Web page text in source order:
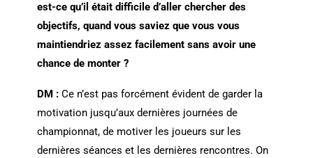
est-ce qu’il était difficile d’aller chercher des
objectifs, quand vous saviez que vous vous
maintiendriez assez facilement sans avoir une
chance de monter ?
DM :Ce n’est pas forcément évident de garder la
motivation jusqu’aux dernières journées de
championnat, de motiver les joueurs sur les
dernières séances et les dernières rencontres. On